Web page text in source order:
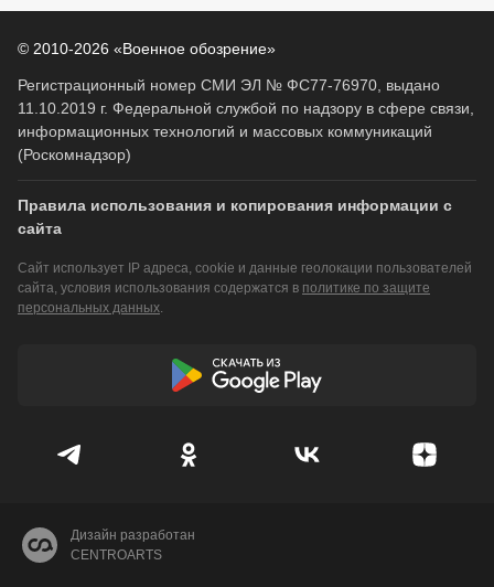
© 2010-2026 «Военное обозрение»
Регистрационный номер СМИ ЭЛ № ФС77-76970, выдано
11.10.2019 г. Федеральной службой по надзору в сфере связи,
информационных технологий и массовых коммуникаций
(Роскомнадзор)
Правила использования и копирования информации с
сайта
Сайт использует IP адреса, cookie и данные геолокации пользователей
сайта, условия использования содержатся в политике по защите
персональных данных.
Дизайн разработан
CENTROARTS